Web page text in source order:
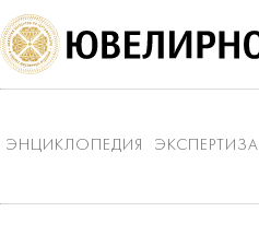
ЭНЦИКЛОПЕДИЯ ЭКСПЕРТИЗА